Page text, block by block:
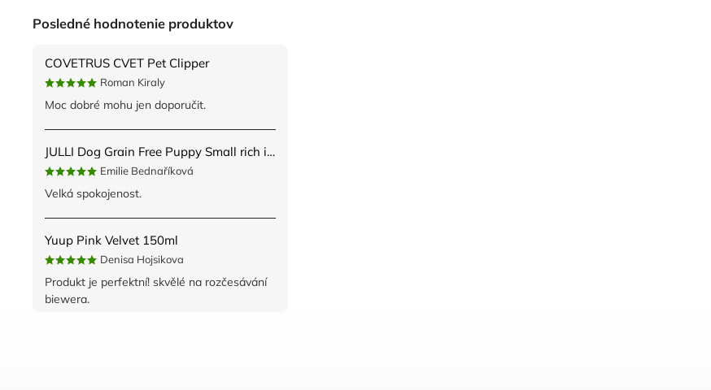
Posledné hodnotenie produktov
COVETRUS CVET Pet Clipper
Roman Kiraly
Moc dobré mohu jen doporučit.
JULLI Dog Grain Free Puppy Small rich in fresh Turkey & Potato 2kg
Emilie Bednaříková
Velká spokojenost.
Yuup Pink Velvet 150ml
Denisa Hojsikova
Produkt je perfektní! skvělé na rozčesávání
biewera.